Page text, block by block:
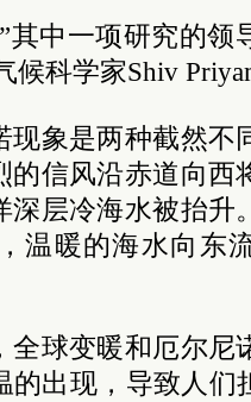
其中一项研究的领
科学家Shiv
现象是两种截然不
的信风沿赤道向西
深层冷海水被抬升
温暖的海水向东
全球变暖和厄尔尼
的出现，导致人们